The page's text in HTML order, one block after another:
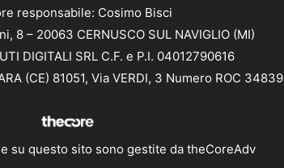
responsabile: Cosimo Bisci
8 – 20063 CERNUSCO SUL NAVIGLIO (MI)
DIGITALI SRL C.F. e P.I. 04012790616
(CE) 81051, Via VERDI, 3 Numero ROC 34839
su questo sito sono gestite da theCoreAdv